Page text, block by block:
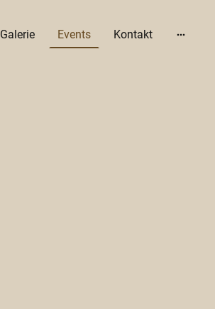
Galerie Events Kontakt